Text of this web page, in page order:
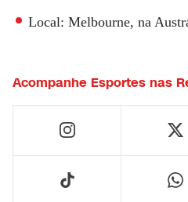
Local: Melbourne, na
Acompanhe Esportes nas